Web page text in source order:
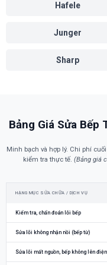
Hafele
Junger
Sharp
Bảng Giá Sửa Bếp
Minh bạch và hợp lý. Chi phí
kiểm tra thực tế. (Bảng giá
HẠNG MỤC SỬA CHỮA / DỊCH VỤ
Kiểm tra, chẩn đoán lỗi bếp
Sửa lỗi không nhận nồi (bếp từ)
Sửa lỗi mất nguồn, bếp không lên điện